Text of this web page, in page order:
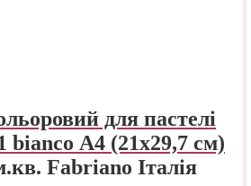
для пастелі
bianco А4 (21х29,7 см)
Fabriano Італія